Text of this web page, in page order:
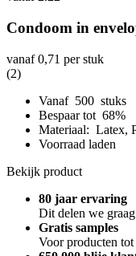
Condoom in
vanaf0,71 per stuk
(2)
Vanaf 500 stuks
Bespaar tot 68%
Materiaal: Latex,
Voorraad laden
Bekijk product
80 jaar ervaring
Dit delen we
Gratis samples
Voor producten tot